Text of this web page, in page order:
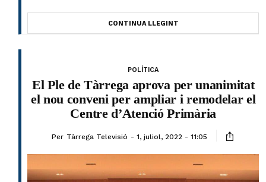
CONTINUA LLEGINT
POLÍTICA
El Ple de Tàrrega aprova per unanimitat
el nou conveni per ampliar i remodelar el
Centre d’Atenció Primària
Per Tàrrega Televisió 1, juliol, 2022 - 11:05